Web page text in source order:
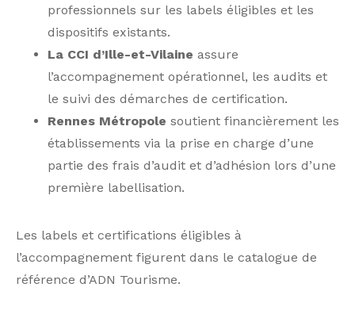
professionnels sur les labels éligibles et les
dispositifs existants.
La CCI d’Ille-et-Vilaine assure
l’accompagnement opérationnel, les audits et
le suivi des démarches de certification.
Rennes Métropole soutient financièrement les
établissements via la prise en charge d’une
partie des frais d’audit et d’adhésion lors d’une
première labellisation.
Les labels et certifications éligibles à
l’accompagnement figurent dans le catalogue de
référence d’ADN Tourisme.